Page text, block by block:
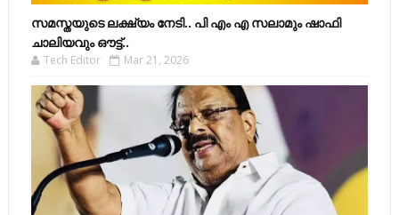
സമസ്തയുടെ ലക്ഷ്യം നേടി.. പി എം എ സലാമും ഷാഫി
ചാലിയവും ഔട്ട്..
Tech Editor Mar 21, 2026